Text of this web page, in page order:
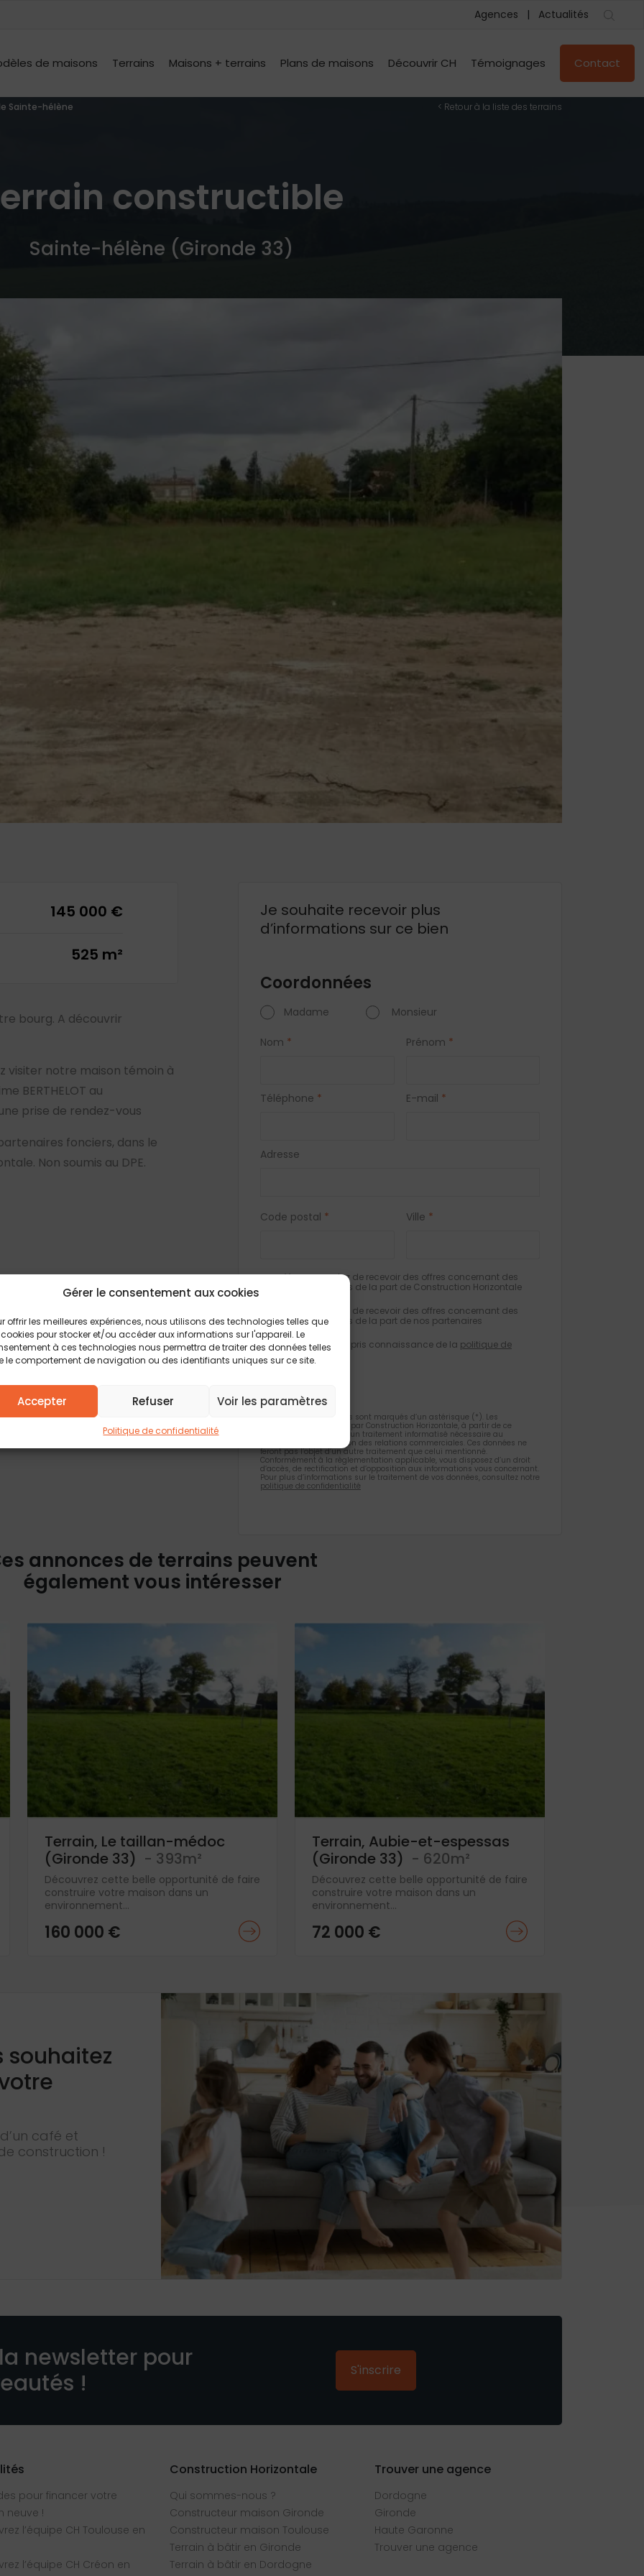
Gérer le consentement aux cookies
offrir les meilleures expériences, nous utilisons des technologies telles que
pour stocker et/ou accéder aux informations sur l'appareil. Le
à ces technologies nous permettra de traiter des données telles
le comportement de navigation ou des identifiants uniques sur ce site.
Accepter Refuser Voir les paramètres
Politique de confidentialité
Agences Actualités
de maisons Terrains Maisons + terrains Plans de maisons Découvrir CH Témoignages Contact
Sainte-hélène < Retour à la liste des terrains
constructible
Sainte-hélène (Gironde 33)
145 000 €
525 m²
bourg. A découvrir
visiter notre maison témoin à
BERTHELOT au
prise de rendez-vous
fonciers, dans le
Non soumis au DPE.
Je souhaite recevoir plus
d’informations sur ce bien
Coordonnées
Madame Monsieur
Nom * Prénom *
Téléphone * E-mail *
Adresse
Code postal * Ville *
Vous acceptez de recevoir des offres concernant des
biens similaires de la part de Construction Horizontale
Vous acceptez de recevoir des offres concernant des
biens similaires de la part de nos partenaires
Je valide avoir pris connaissance de la politique de
confidentialité
Les champs obligatoires sont marqués d’un astérisque (*). Les
informations recueillies par Construction Horizontale, à partir de ce
formulaire, font l’objet d’un traitement informatisé nécessaire au
traitement et à la gestion des relations commerciales. Ces données ne
feront pas l’objet d’un autre traitement que celui mentionné.
Conformément à la règlementation applicable, vous disposez d’un droit
d’accès, de rectification et d’opposition aux informations vous concernant.
Pour plus d’informations sur le traitement de vos données, consultez notre
politique de confidentialité
annonces de terrains peuvent
également vous intéresser
Terrain, Le taillan-médoc
(Gironde 33) - 393m²
Découvrez cette belle opportunité de faire
construire votre maison dans un
environnement...
160 000 €
Terrain, Aubie-et-espessas
(Gironde 33) - 620m²
Découvrez cette belle opportunité de faire
construire votre maison dans un
environnement...
72 000 €
souhaitez
café et
construction !
newsletter pour
!
S'inscrire
pour financer votre
neuve !
l’équipe CH Toulouse en
l’équipe CH Créon en
Construction Horizontale
Qui sommes-nous ?
Constructeur maison Gironde
Constructeur maison Toulouse
Terrain à bâtir en Gironde
Terrain à bâtir en Dordogne
Trouver une agence
Dordogne
Gironde
Haute Garonne
Trouver une agence